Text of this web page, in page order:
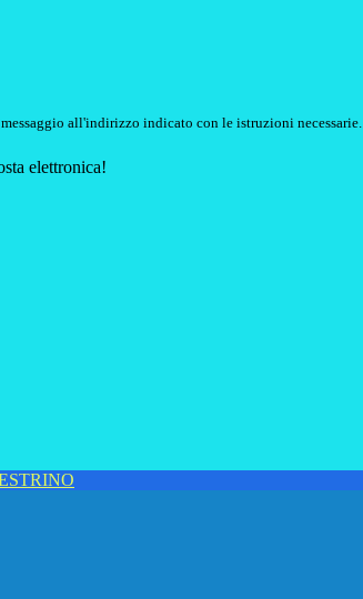
all'indirizzo indicato con le istruzioni necessarie.
elettronica!